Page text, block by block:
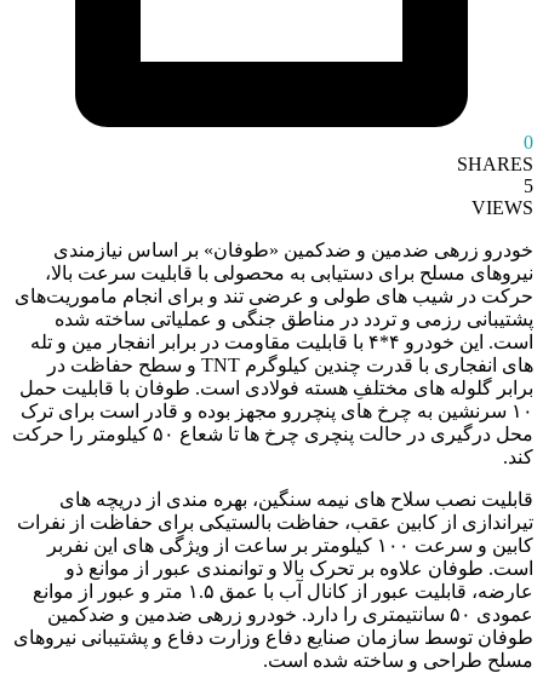
0
SHARES
5
VIEWS
خودرو زرهی ضدمین و ضدکمین «طوفان» بر اساس نیازمندی
نیروهای مسلح برای دستیابی به محصولی با قابلیت سرعت بالا،
حرکت در شیب های طولی و عرضی تند و برای انجام ماموریت‌های
پشتیبانی رزمی و تردد در مناطق جنگی و عملیاتی ساخته شده
است. این خودرو ۴*۴ با قابلیت مقاومت در برابر انفجار مین و تله
های انفجاری با قدرت چندین کیلوگرم TNT و سطح حفاظت در
برابر گلوله های مختلفِ هسته فولادی است. طوفان با قابلیت حمل
۱۰ سرنشین به چرخ های پنچررو مجهز بوده و قادر است برای ترک
محل درگیری در حالت پنچری چرخ ها تا شعاع ۵۰ کیلومتر را حرکت
کند.
قابلیت نصب سلاح های نیمه سنگین، بهره مندی از دریچه های
تیراندازی از کابین عقب، حفاظت بالستیکی برای حفاظت از نفرات
کابین و سرعت ۱۰۰ کیلومتر بر ساعت از ویژگی های این نفربر
است. طوفان علاوه بر تحرک بالا و توانمندی عبور از موانع ذو
عارضه، قابلیت عبور از کانال آب با عمق ۱.۵ متر و عبور از موانع
عمودی ۵۰ سانتیمتری را دارد. خودرو زرهی ضدمین و ضدکمین
طوفان توسط سازمان صنایع دفاع وزارت دفاع و پشتیبانی نیروهای
مسلح طراحی و ساخته شده است.